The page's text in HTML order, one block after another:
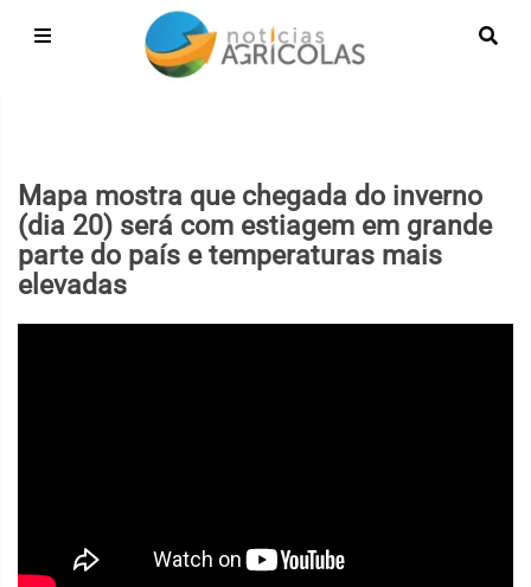
Mapa mostra que chegada do inverno
(dia 20) será com estiagem em grande
parte do país e temperaturas mais
elevadas